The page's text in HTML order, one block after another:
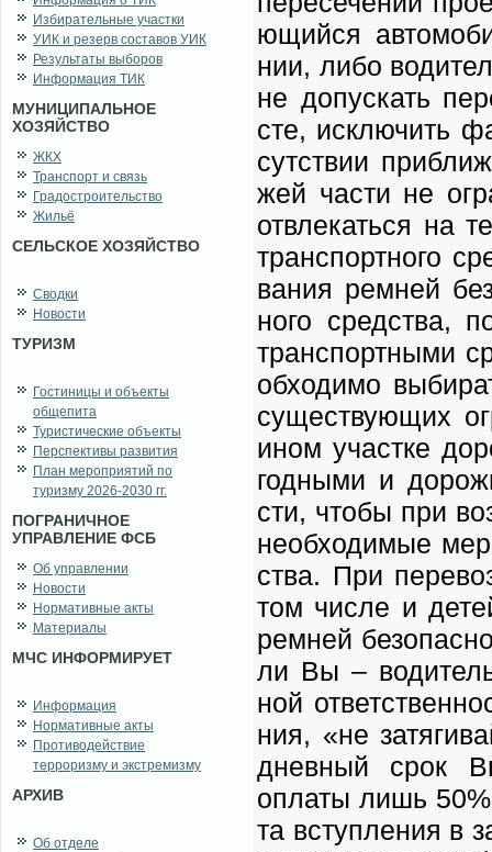
Избирательные участки
УИК и резерв составов УИК
Результаты выборов
Информация ТИК
МУНИЦИПАЛЬНОЕ
ХОЗЯЙСТВО
ЖКХ
Транспорт и связь
Градостроительство
Жильё
СЕЛЬСКОЕ ХОЗЯЙСТВО
Сводки
Новости
ТУРИЗМ
Гостиницы и объекты
общепита
Туристические объекты
Перспективы развития
План мероприятий по
туризму 2026-2030 гг.
ПОГРАНИЧНОЕ
УПРАВЛЕНИЕ ФСБ
Об управлении
Новости
Нормативные акты
Материалы
МЧС ИНФОРМИРУЕТ
Информация
Нормативные акты
Противодействие
терроризму и экстремизму
АРХИВ
Об отделе
ю­щий­ся
нии, ли­бо
не до­пус­кать
сте, ис­клю­чить
сут­ствии
жей ча­сти не
от­вле­кать­ся на
транс­порт­но­го
ва­ния рем­ней
но­го сред­ства,
транс­порт­ны­ми
об­хо­ди­мо
су­ще­ству­ю­щих
ином участ­ке
год­ны­ми и
сти, чтобы при
не­об­хо­ди­мые
ства. При
том чис­ле и
рем­ней
ли Вы –
ной
ния, «не
днев­ный срок
опла­ты лишь
та вступ­ле­ния в